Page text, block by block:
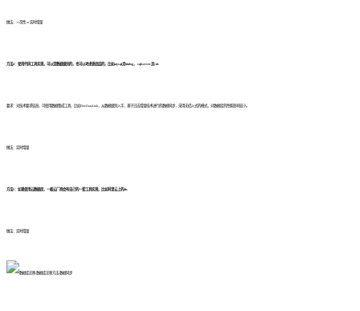
做法：一次性 or 实时增量
方法4：使用代码工具实现，可以是数据级别的，也可以考虑更底层的，比如mysql走binlog， sqlserver走cdc
要求：对技术要求较高，可使用数据集成工具，比如FineDataLink，从数据级别入手，基于日志增量技术进行的数据同步，采用无侵入式的模式，对数据库的性能影响较小。
做法：实时增量
方法5：如果使用云数据库，一般云厂商会有自己的一套工具实现，比如阿里云上的dts
做法：实时增量